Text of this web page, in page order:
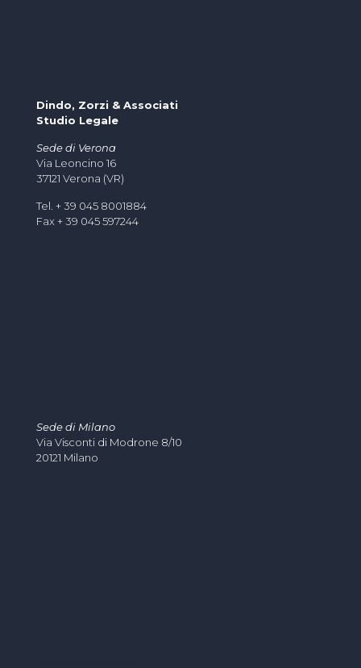
Dindo, Zorzi & Associati
Studio Legale
Sede di Verona
Via Leoncino 16
37121 Verona (VR)
Tel. + 39 045 8001884
Fax + 39 045 597244
Sede di Milano
Via Visconti di Modrone 8/10
20121 Milano